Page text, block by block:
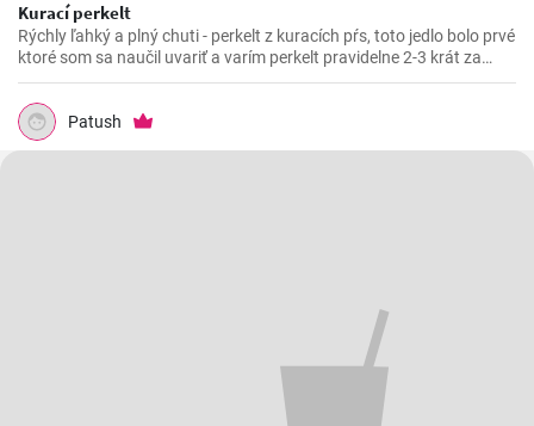
Kurací perkelt
Rýchly ľahký a plný chuti - perkelt z kuracích pŕs, toto jedlo bolo prvé
ktoré som sa naučil uvariť a varím perkelt pravidelne 2-3 krát za
mesiac. Vynikajúci kurací perkelt s kolienkami.
Patush